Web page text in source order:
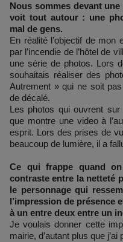
Nous sommes devant
voit tout autour : une
mal de gens.
En réalité l’objectif de mon
par l’incendie de l’hôtel de
une série de photos. Lors
souhaitais réaliser des
Autrement » qui ne soit
de décalé.
Les photos qui ouvrent sur
que montre une video à
esprit. Lors des prises de
beaucoup de lumière, il a
Ce qui frappe quand
contraste entre la netteté
le personnage qui
l’impression de présence
à un entre deux entre un
Je voulais donner cette
mairie, d’autant plus que